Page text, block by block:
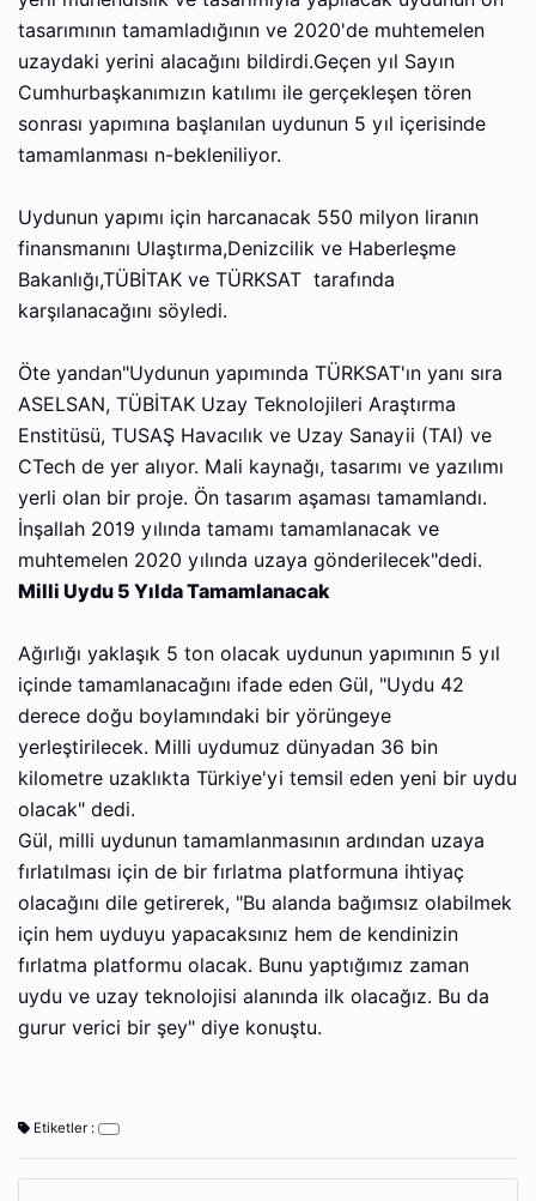
tasarımının tamamladığının ve 2020'de muhtemelen
uzaydaki yerini alacağını bildirdi.Geçen yıl Sayın
Cumhurbaşkanımızın katılımı ile gerçekleşen tören
sonrası yapımına başlanılan uydunun 5 yıl içerisinde
tamamlanması n-bekleniliyor.
Uydunun yapımı için harcanacak 550 milyon liranın
finansmanını Ulaştırma,Denizcilik ve Haberleşme
Bakanlığı,TÜBİTAK ve TÜRKSAT tarafında
karşılanacağını söyledi.
Öte yandan"Uydunun yapımında TÜRKSAT'ın yanı sıra
ASELSAN, TÜBİTAK Uzay Teknolojileri Araştırma
Enstitüsü, TUSAŞ Havacılık ve Uzay Sanayii (TAI) ve
CTech de yer alıyor. Mali kaynağı, tasarımı ve yazılımı
yerli olan bir proje. Ön tasarım aşaması tamamlandı.
İnşallah 2019 yılında tamamı tamamlanacak ve
muhtemelen 2020 yılında uzaya gönderilecek"dedi.
Milli Uydu 5 Yılda Tamamlanacak
Ağırlığı yaklaşık 5 ton olacak uydunun yapımının 5 yıl
içinde tamamlanacağını ifade eden Gül, "Uydu 42
derece doğu boylamındaki bir yörüngeye
yerleştirilecek. Milli uydumuz dünyadan 36 bin
kilometre uzaklıkta Türkiye'yi temsil eden yeni bir uydu
olacak" dedi.
Gül, milli uydunun tamamlanmasının ardından uzaya
fırlatılması için de bir fırlatma platformuna ihtiyaç
olacağını dile getirerek, "Bu alanda bağımsız olabilmek
için hem uyduyu yapacaksınız hem de kendinizin
fırlatma platformu olacak. Bunu yaptığımız zaman
uydu ve uzay teknolojisi alanında ilk olacağız. Bu da
gurur verici bir şey" diye konuştu.
Etiketler :